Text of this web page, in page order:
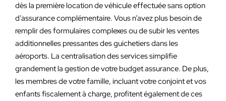
dès la première location de véhicule effectuée sans option
d’assurance complémentaire. Vous n’avez plus besoin de
remplir des formulaires complexes ou de subir les ventes
additionnelles pressantes des guichetiers dans les
aéroports. La centralisation des services simplifie
grandement la gestion de votre budget assurance. De plus,
les membres de votre famille, incluant votre conjoint et vos
enfants fiscalement à charge, profitent également de ces